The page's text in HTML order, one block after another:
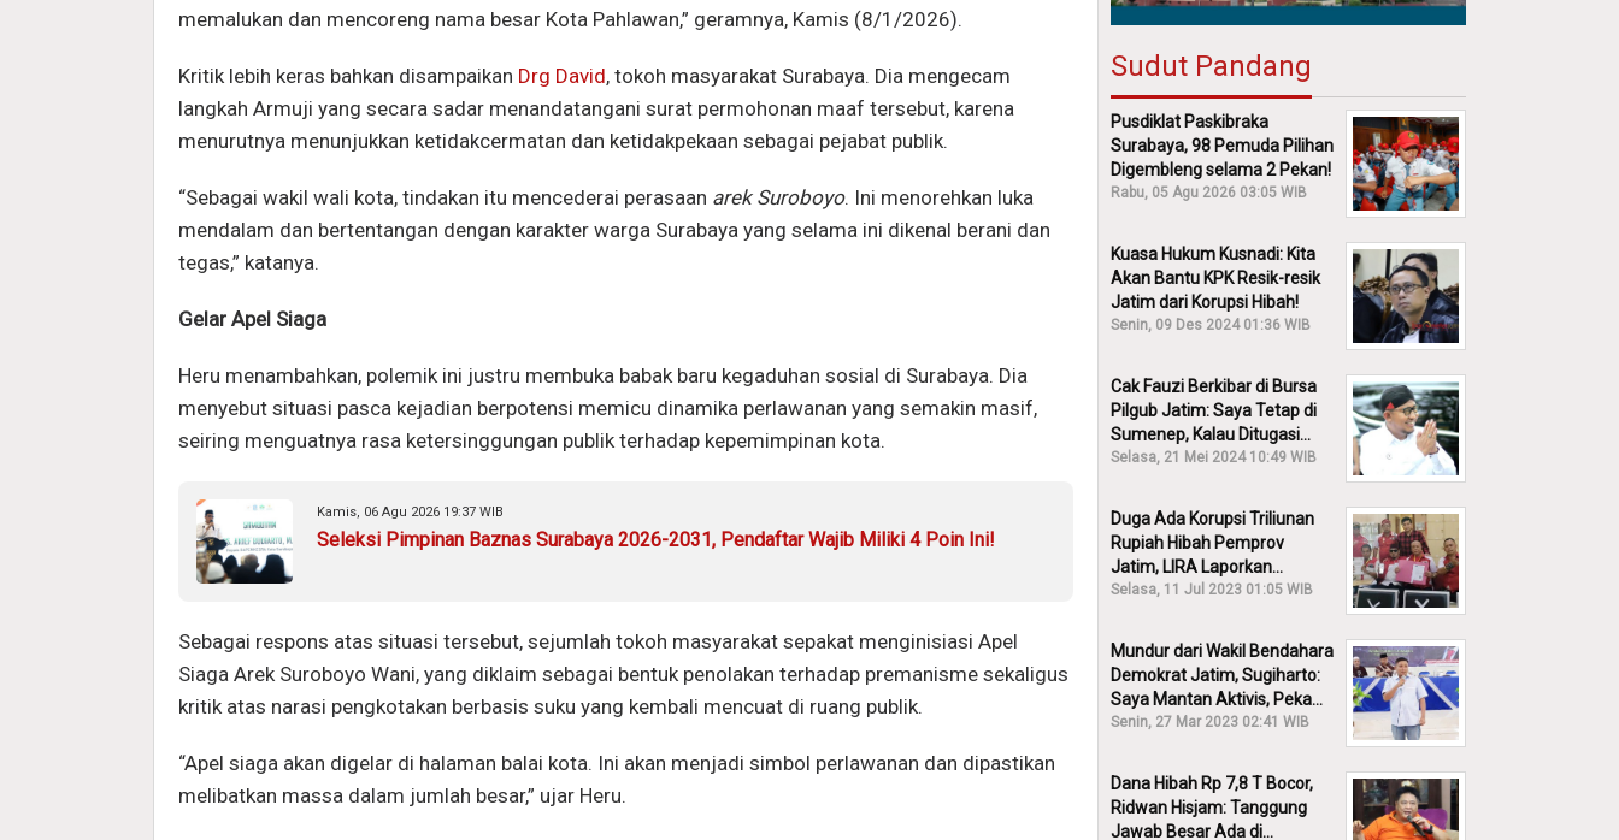
memalukan dan mencoreng nama besar Kota Pahlawan,” geramnya, Kamis (8/1/2026).
Kritik lebih keras bahkan disampaikan Drg David, tokoh masyarakat Surabaya. Dia mengecam
langkah Armuji yang secara sadar menandatangani surat permohonan maaf tersebut, karena
menurutnya menunjukkan ketidakcermatan dan ketidakpekaan sebagai pejabat publik.
“Sebagai wakil wali kota, tindakan itu mencederai perasaan arek Suroboyo. Ini menorehkan luka
mendalam dan bertentangan dengan karakter warga Surabaya yang selama ini dikenal berani dan
tegas,” katanya.
Gelar Apel Siaga
Heru menambahkan, polemik ini justru membuka babak baru kegaduhan sosial di Surabaya. Dia
menyebut situasi pasca kejadian berpotensi memicu dinamika perlawanan yang semakin masif,
seiring menguatnya rasa ketersinggungan publik terhadap kepemimpinan kota.
Kamis, 06 Agu 2026 19:37 WIB
Seleksi Pimpinan Baznas Surabaya 2026-2031, Pendaftar Wajib Miliki 4 Poin Ini!
Sebagai respons atas situasi tersebut, sejumlah tokoh masyarakat sepakat menginisiasi Apel
Siaga Arek Suroboyo Wani, yang diklaim sebagai bentuk penolakan terhadap premanisme sekaligus
kritik atas narasi pengkotakan berbasis suku yang kembali mencuat di ruang publik.
“Apel siaga akan digelar di halaman balai kota. Ini akan menjadi simbol perlawanan dan dipastikan
melibatkan massa dalam jumlah besar,” ujar Heru.
Sudut Pandang
Pusdiklat Paskibraka
Surabaya, 98 Pemuda Pilihan
Digembleng selama 2 Pekan!
Rabu, 05 Agu 2026 03:05 WIB
Kuasa Hukum Kusnadi: Kita
Akan Bantu KPK Resik-resik
Jatim dari Korupsi Hibah!
Senin, 09 Des 2024 01:36 WIB
Cak Fauzi Berkibar di Bursa
Pilgub Jatim: Saya Tetap di
Sumenep, Kalau Ditugasi
Partai Lain Cerita!
Selasa, 21 Mei 2024 10:49 WIB
Duga Ada Korupsi Triliunan
Rupiah Hibah Pemprov
Jatim, LIRA Laporkan
Khofifah ke KPK: Dia Harus
Selasa, 11 Jul 2023 01:05 WIB
Mundur dari Wakil Bendahara
Demokrat Jatim, Sugiharto:
Saya Mantan Aktivis, Peka
Sekali Kalau Ada yang
Senin, 27 Mar 2023 02:41 WIB
Dana Hibah Rp 7,8 T Bocor,
Ridwan Hisjam: Tanggung
Jawab Besar Ada di